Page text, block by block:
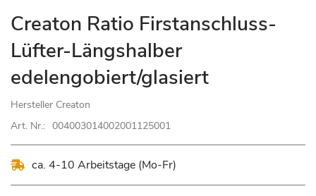
Zum
Anfang
der
springen
Creaton Ratio Firstanschluss-
Lüfter-Längshalber
edelengobiert/glasiert
Hersteller Creaton
Art. Nr.: 004003014002001125001
ca. 4-10 Arbeitstage (Mo-Fr)